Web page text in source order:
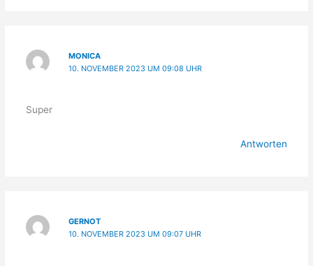
MONICA
10. NOVEMBER 2023 UM 09:08 UHR
Super
Antworten
GERNOT
10. NOVEMBER 2023 UM 09:07 UHR